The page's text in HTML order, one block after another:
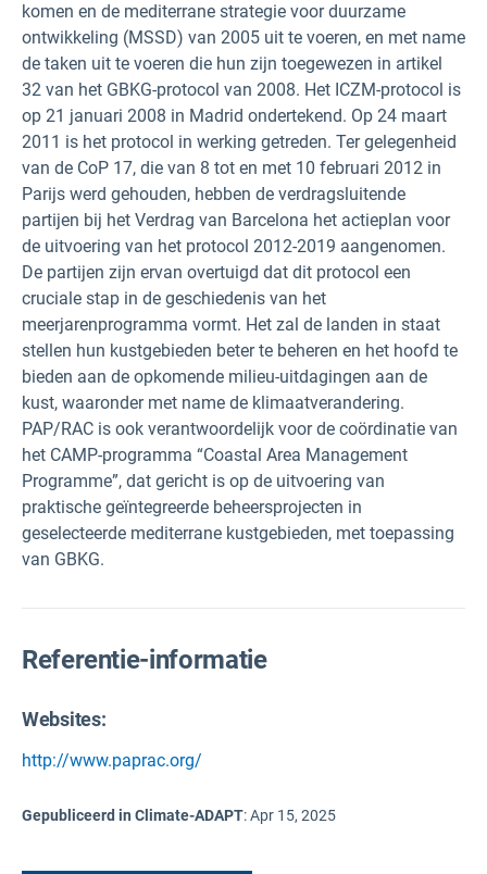
komen en de mediterrane strategie voor duurzame
ontwikkeling (MSSD) van 2005 uit te voeren, en met name
de taken uit te voeren die hun zijn toegewezen in artikel
32 van het GBKG-protocol van 2008. Het ICZM-protocol is
op 21 januari 2008 in Madrid ondertekend. Op 24 maart
2011 is het protocol in werking getreden. Ter gelegenheid
van de CoP 17, die van 8 tot en met 10 februari 2012 in
Parijs werd gehouden, hebben de verdragsluitende
partijen bij het Verdrag van Barcelona het actieplan voor
de uitvoering van het protocol 2012-2019 aangenomen.
De partijen zijn ervan overtuigd dat dit protocol een
cruciale stap in de geschiedenis van het
meerjarenprogramma vormt. Het zal de landen in staat
stellen hun kustgebieden beter te beheren en het hoofd te
bieden aan de opkomende milieu-uitdagingen aan de
kust, waaronder met name de klimaatverandering.
PAP/RAC is ook verantwoordelijk voor de coördinatie van
het CAMP-programma “Coastal Area Management
Programme”, dat gericht is op de uitvoering van
praktische geïntegreerde beheersprojecten in
geselecteerde mediterrane kustgebieden, met toepassing
van GBKG.
Referentie-informatie
Websites:
http://www.paprac.org/
Gepubliceerd in Climate-ADAPT:Apr 15, 2025